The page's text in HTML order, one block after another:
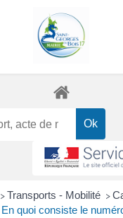
> Transports - Mobilité >
En quoi consiste le